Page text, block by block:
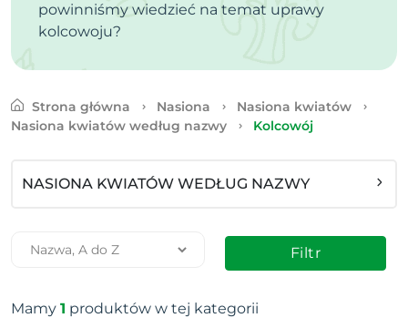
powinniśmy wiedzieć na temat uprawy
kolcowoju?
Strona główna Nasiona
Nasiona kwiatów
Nasiona kwiatów według nazwy
Kolcowój
NASIONA KWIATÓW WEDŁUG NAZWY
Filtr
Mamy 1 produktów w tej kategorii